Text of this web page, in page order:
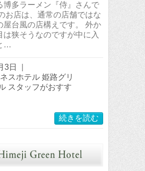
博多ラーメン『侍』さんで
店は、通常の店舗ではな
屋台風の店構えです。 外か
は狭そうなのですが中に入
…
3日
スホテル 姫路グリ
スタッフがおすす
続きを読む